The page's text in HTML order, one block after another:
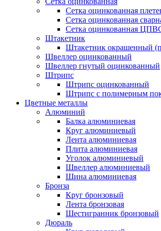
Сетка оцинкованная
Сетка оцинкованная
Сетка оцинкованная
Штакетник
Штакетник окрашенный
Швеллер оцинкованный
Швеллер гнутый оцинкованный
Штрипс
Штрипс оцинкованный
Штрипс с полимерным
Цветные металлы
Алюминий
Балка алюминиевая
Круг алюминиевый
Лента алюминиевая
Плита алюминиевая
Уголок алюминиевый
Швеллер алюминиевый
Шина алюминиевая
Бронза
Круг бронзовый
Лента бронзовая
Шестигранник бронзовый
Дюраль